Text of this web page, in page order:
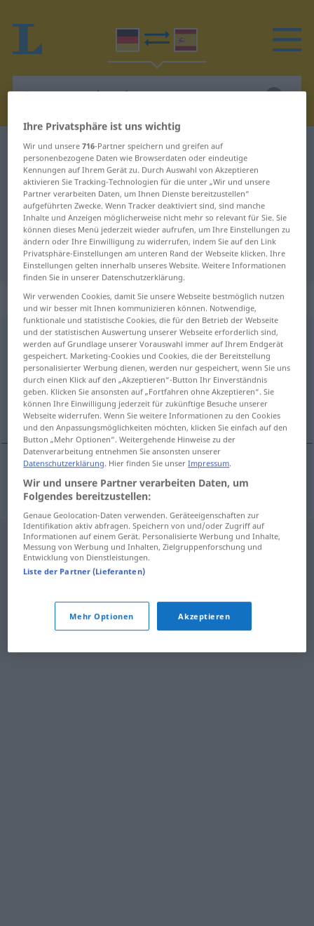
Deutsch-Spanisch Wörterbuch Ergänzungsband
Deutsch-Spanisch Übersetzung für
"Ergänzungsband"
"Ergänzungsband" Spanisch
Übersetzung
„Ergänzungsband“: Maskulinum
Ergänzungsbandm <Ergänzungsband(e)s;-bände>
Übersicht aller Übersetzungen
(Für mehr Details die Übersetzung anklicken/antippen)
suplemento
suplementom Ergänzungsband
Ihre Privatsphäre ist uns wichtig
Wir und unsere716-Partner speichern und greifen auf
personenbezogene Daten wie Browserdaten oder eindeutige
Kennungen auf Ihrem Gerät zu. Durch Auswahl von Akzeptieren
aktivieren Sie Tracking-Technologien für die unter „Wir und unsere
Partner verarbeiten Daten, um Ihnen Dienste bereitzustellen“
aufgeführten Zwecke. Wenn Tracker deaktiviert sind, sind manche
Inhalte und Anzeigen möglicherweise nicht mehr so relevant für Sie. Sie
können dieses Menü jederzeit wieder aufrufen, um Ihre Einstellungen zu
ändern oder Ihre Einwilligung zu widerrufen, indem Sie auf den Link
Privatsphäre-Einstellungen am unteren Rand der Webseite klicken. Ihre
Einstellungen gelten innerhalb unseres Website. Weitere Informationen
finden Sie in unserer Datenschutzerklärung.
Wir verwenden Cookies, damit Sie unsere Webseite bestmöglich nutzen
und wir besser mit Ihnen kommunizieren können. Notwendige,
funktionale und statistische Cookies, die für den Betrieb der Webseite
und der statistischen Auswertung unserer Webseite erforderlich sind,
werden auf Grundlage unserer Vorauswahl immer auf Ihrem Endgerät
gespeichert. Marketing-Cookies und Cookies, die der Bereitstellung
personalisierter Werbung dienen, werden nur gespeichert, wenn Sie uns
durch einen Klick auf den „Akzeptieren“-Button Ihr Einverständnis
geben. Klicken Sie ansonsten auf „Fortfahren ohne Akzeptieren“. Sie
können Ihre Einwilligung jederzeit für zukünftige Besuche unserer
Webseite widerrufen. Wenn Sie weitere Informationen zu den Cookies
und den Anpassungsmöglichkeiten möchten, klicken Sie einfach auf den
Button „Mehr Optionen“. Weitergehende Hinweise zu der
Datenverarbeitung entnehmen Sie ansonsten unserer
Datenschutzerklärung. Hier finden Sie unserImpressum.
Wir und unsere Partner verarbeiten Daten, um
Folgendes bereitzustellen:
Genaue Geolocation-Daten verwenden. Geräteeigenschaften zur
Identifikation aktiv abfragen. Speichern von und/oder Zugriff auf
Informationen auf einem Gerät. Personalisierte Werbung und Inhalte,
Messung von Werbung und Inhalten, Zielgruppenforschung und
Entwicklung von Dienstleistungen.
Liste der Partner (Lieferanten)
Mehr Optionen Akzeptieren